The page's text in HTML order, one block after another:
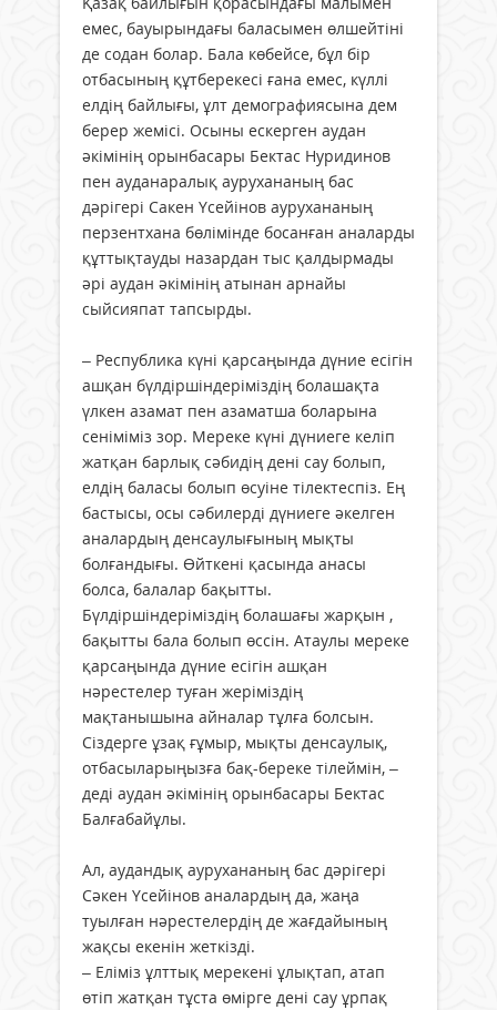
емес, бауырындағы баласымен өлшейтіні
де содан болар. Бала көбейсе, бұл бір
отбасының құтберекесі ғана емес, күллі
елдің байлығы, ұлт демографиясына дем
берер жемісі. Осыны ескерген аудан
әкімінің орынбасары Бектас Нуридинов
пен ауданаралық аурухананың бас
дәрігері Сакен Үсейінов аурухананың
перзентхана бөлімінде босанған аналарды
құттықтауды назардан тыс қалдырмады
әрі аудан әкімінің атынан арнайы
сыйсияпат тапсырды.
– Республика күні қарсаңында дүние есігін
ашқан бүлдіршіндеріміздің болашақта
үлкен азамат пен азаматша боларына
сеніміміз зор. Мереке күні дүниеге келіп
жатқан барлық сәбидің дені сау болып,
елдің баласы болып өсуіне тілектеспіз. Ең
бастысы, осы сәбилерді дүниеге әкелген
аналардың денсаулығының мықты
болғандығы. Өйткені қасында анасы
болса, балалар бақытты.
Бүлдіршіндеріміздің болашағы жарқын ,
бақытты бала болып өссін. Атаулы мереке
қарсаңында дүние есігін ашқан
нәрестелер туған жеріміздің
мақтанышына айналар тұлға болсын.
Сіздерге ұзақ ғұмыр, мықты денсаулық,
отбасыларыңызға бақ-береке тілеймін, –
деді аудан әкімінің орынбасары Бектас
Балғабайұлы.
Ал, аудандық аурухананың бас дәрігері
Сәкен Үсейінов аналардың да, жаңа
туылған нәрестелердің де жағдайының
жақсы екенін жеткізді.
– Еліміз ұлттық мерекені ұлықтап, атап
өтіп жатқан тұста өмірге дені сау ұрпақ